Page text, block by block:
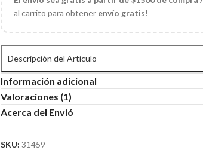
al carrito para obtener envío gratis!
Descripción del Articulo
Información adicional
Valoraciones (1)
Acerca del Envió
SKU:31459